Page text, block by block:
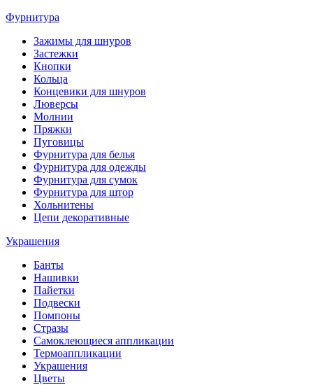
Фурнитура
Зажимы для шнуров
Застежки
Кнопки
Кольца
Концевики для шнуров
Люверсы
Молнии
Пряжки
Пуговицы
Фурнитура для белья
Фурнитура для одежды
Фурнитура для сумок
Фурнитура для штор
Хольнитены
Цепи декоративные
Украшения
Банты
Нашивки
Пайетки
Подвески
Помпоны
Стразы
Самоклеющиеся аппликации
Термоаппликации
Украшения
Цветы